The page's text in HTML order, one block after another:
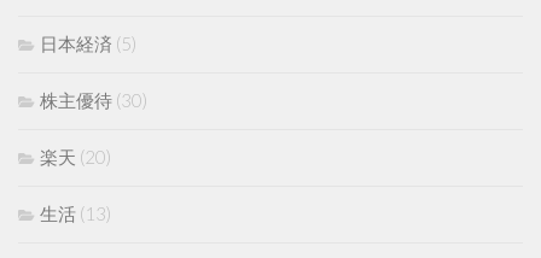
日本経済 (5)
株主優待 (30)
楽天 (20)
生活 (13)